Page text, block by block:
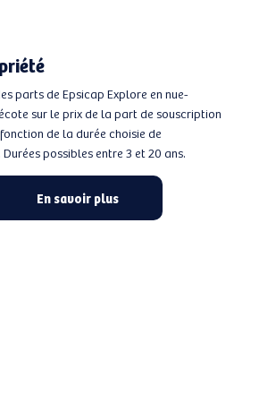
parts de Epsicap Explore en nue-
sur le prix de la part de souscription
de la durée choisie de
possibles entre 3 et 20 ans.
En savoir plus